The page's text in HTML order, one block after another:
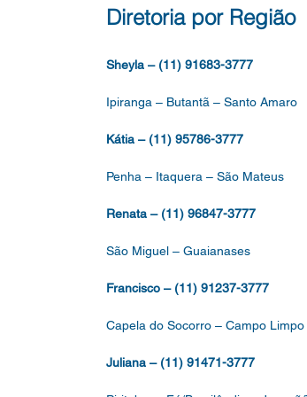
EDUCAÇÃO, DO QUADRO
Diretoria por Região
Sheyla – (11) 91683-3777
Ipiranga – Butantã – Santo Amaro
Kátia – (11) 95786-3777
Penha – Itaquera – São Mateus
Renata – (11) 96847-3777
São Miguel – Guaianases
Francisco – (11) 91237-3777
Capela do Socorro – Campo Limpo
Juliana – (11) 91471-3777